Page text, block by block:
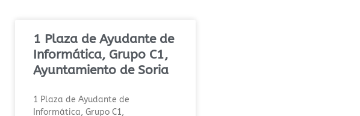
1 Plaza de Ayudante de
Informática, Grupo C1,
Ayuntamiento de Soria
1 Plaza de Ayudante de
Informática, Grupo C1,